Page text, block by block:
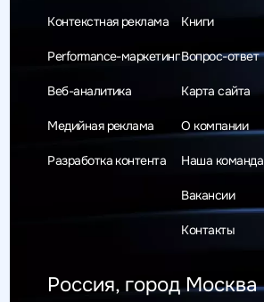
Контекстная реклама
Performance-маркетинг
Веб-аналитика
Медийная реклама
Разработка контента
Книги
Вопрос-ответ
Карта сайта
О компании
Наша команда
Вакансии
Контакты
Россия, город Москва